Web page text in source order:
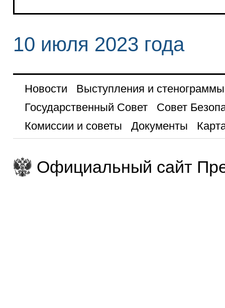
10 июля 2023 года
Новости
Выступления и стенограммы
Государственный Совет
Совет
Комиссии и советы
Документы
Официальный сайт